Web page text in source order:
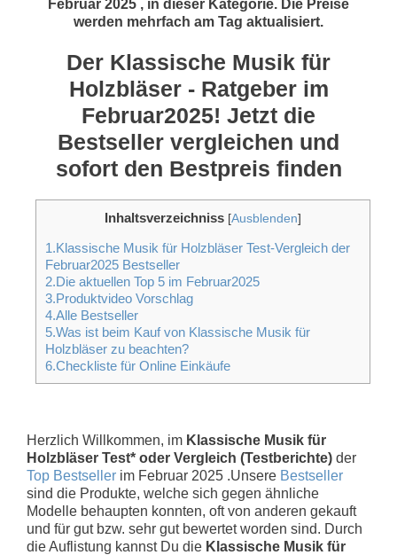
Februar 2025 , in dieser Kategorie. Die Preise
werden mehrfach am Tag aktualisiert.
Der Klassische Musik für
Holzbläser - Ratgeber im
Februar2025! Jetzt die
Bestseller vergleichen und
sofort den Bestpreis finden
Inhaltsverzeichniss [Ausblenden]
1.Klassische Musik für Holzbläser Test-Vergleich der
Februar2025 Bestseller
2.Die aktuellen Top 5 im Februar2025
3.Produktvideo Vorschlag
4.Alle Bestseller
5.Was ist beim Kauf von Klassische Musik für
Holzbläser zu beachten?
6.Checkliste für Online Einkäufe
Herzlich Willkommen, im Klassische Musik für
Holzbläser Test* oder Vergleich (Testberichte) der
Top Bestseller im Februar 2025 .Unsere Bestseller
sind die Produkte, welche sich gegen ähnliche
Modelle behaupten konnten, oft von anderen gekauft
und für gut bzw. sehr gut bewertet worden sind. Durch
die Auflistung kannst Du die Klassische Musik für